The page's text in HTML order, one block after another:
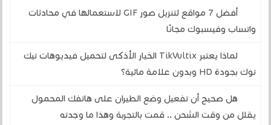
أفضل 7 مواقع لتنزيل صور GIF لاستعمالها في محادثات
واتساب وفيسبوك مجانًا
لماذا يعتبر TikVultix الخيار الأذكى لتحميل فيديوهات تيك
توك بجودة HD وبدون علامة مائية؟
هل صحيح أن تفعيل وضع الطيران على هاتفك المحمول
يقلل من وقت الشحن .. قمت بالتجربة وهذا ما وجدته